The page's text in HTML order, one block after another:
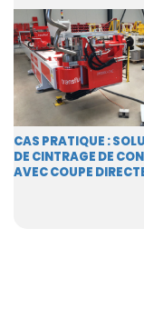
CAS PRATIQUE :
DE CINTRAGE DE
AVEC COUPE